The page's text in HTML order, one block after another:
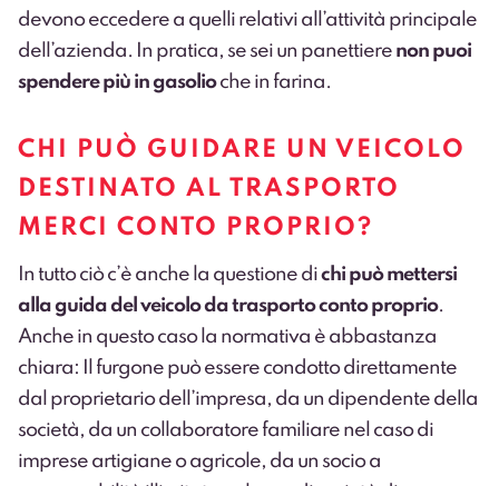
devono eccedere a quelli relativi all’attività principale
dell’azienda. In pratica, se sei un panettiere non puoi
spendere più in gasolioche in farina.
CHI PUÒ GUIDARE UN VEICOLO
DESTINATO AL TRASPORTO
MERCI CONTO PROPRIO?
In tutto ciò c’è anche la questione dichi può mettersi
alla guida del veicolo da trasporto conto proprio.
Anche in questo caso la normativa è abbastanza
chiara: Il furgone può essere condotto direttamente
dal proprietario dell’impresa, da un dipendente della
società, da un collaboratore familiare nel caso di
imprese artigiane o agricole, da un socio a